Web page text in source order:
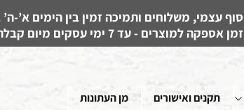
תקנים ואישורים מן העתונות